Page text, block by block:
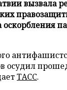
вызвала
оскорбления
осудил
ТАСС.